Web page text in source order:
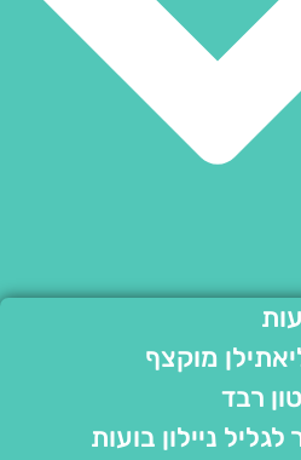
מוקצף
רבד
ניילון בועות